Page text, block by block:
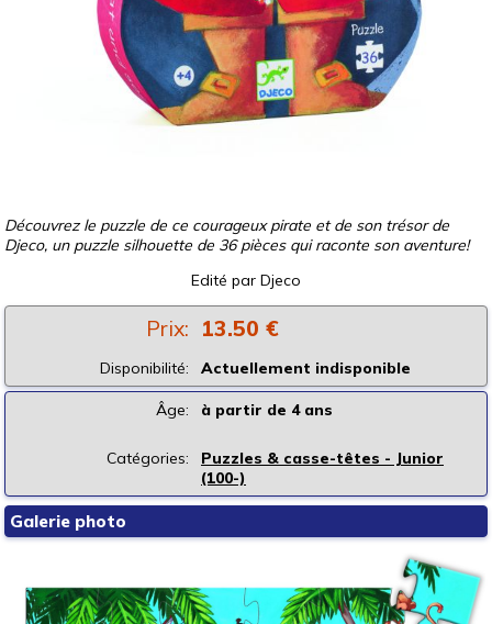
Découvrez le puzzle de ce courageux pirate et de son trésor de
Djeco, un puzzle silhouette de 36 pièces qui raconte son aventure!
Edité par Djeco
Prix: 13.50 €
Disponibilité: Actuellement indisponible
Âge: à partir de 4 ans
Catégories:
Puzzles & casse-têtes - Junior
(100-)
Galerie photo